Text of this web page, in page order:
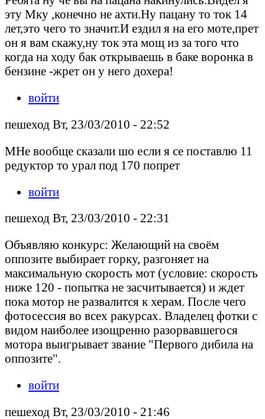
эту Мку ,конечно не ахти.Ну пацану то ток 14
лет,это чего то значит.И ездил я на его моте,прет
он я вам скажу,ну ток эта мощ из за того что
когда на ходу бак открываешь в баке воронка в
бензине -жрет он у него дохера!
войти
пешеход Вт, 23/03/2010 - 22:52
МНе вообще сказали шо если я се поставлю 11
редуктор то урал под 170 попрет
войти
пешеход Вт, 23/03/2010 - 22:31
Объявляю конкурс: Желающий на своём
оппозите выбирает горку, разгоняет на
максимальную скорость мот (условие: скорость
ниже 120 - попытка не засчитывается) и ждет
пока мотор не развалится к херам. После чего
фотосессия во всех ракурсах. Владелец фотки с
видом наиболее изощренно разорвавшегося
мотора выигрывает звание "Первого дибила на
оппозите".
войти
пешеход Вт, 23/03/2010 - 21:46